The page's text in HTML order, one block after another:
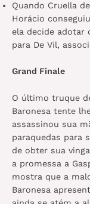
Quando Cruella
Horácio
ela decide adotar
para De Vil,
Grand Finale
O último truque
Baronesa tente
assassinou sua
paraquedas para
de obter sua
a promessa a
mostra que a
Baronesa